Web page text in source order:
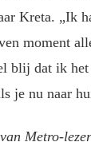
Kreta. „Ik
moment
blij dat ik het
je nu naar
van Metro-